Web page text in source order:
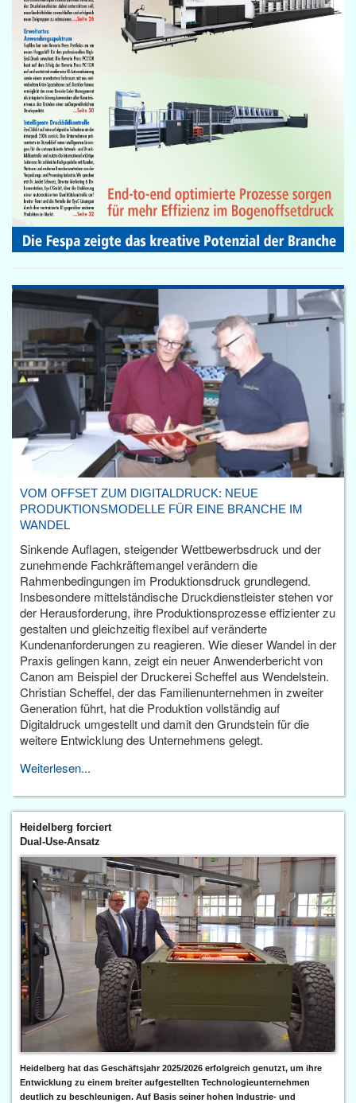
VOM OFFSET ZUM DIGITALDRUCK: NEUE
PRODUKTIONSMODELLE FÜR EINE BRANCHE IM
WANDEL
Sinkende Auflagen, steigender Wettbewerbsdruck und der
zunehmende Fachkräftemangel verändern die
Rahmenbedingungen im Produktionsdruck grundlegend.
Insbesondere mittelständische Druckdienstleister stehen vor
der Herausforderung, ihre Produktionsprozesse effizienter zu
gestalten und gleichzeitig flexibel auf veränderte
Kundenanforderungen zu reagieren. Wie dieser Wandel in der
Praxis gelingen kann, zeigt ein neuer Anwenderbericht von
Canon am Beispiel der Druckerei Scheffel aus Wendelstein.
Christian Scheffel, der das Familienunternehmen in zweiter
Generation führt, hat die Produktion vollständig auf
Digitaldruck umgestellt und damit den Grundstein für die
weitere Entwicklung des Unternehmens gelegt.
Weiterlesen...
Heidelberg forciert
Dual-Use-Ansatz
Heidelberg hat das Geschäftsjahr 2025/2026 erfolgreich genutzt, um ihre
Entwicklung zu einem breiter aufgestellten Technologieunternehmen
deutlich zu beschleunigen. Auf Basis seiner hohen Industrie- und